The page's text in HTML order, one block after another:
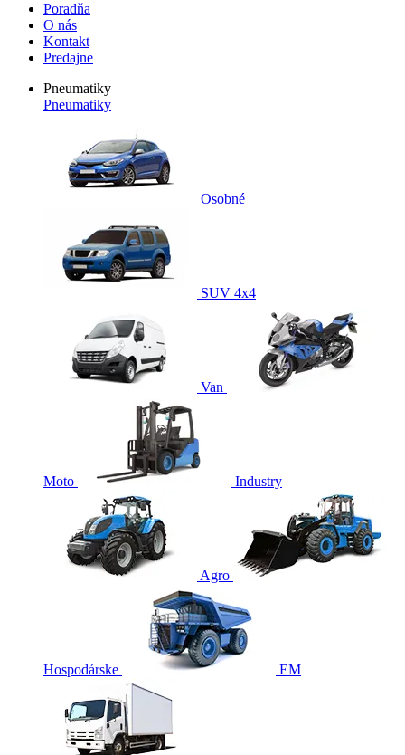
Poradňa
O nás
Kontakt
Predajne
Pneumatiky
Pneumatiky
Osobné
SUV 4x4
Van
Moto Industry
Agro
Hospodárske EM